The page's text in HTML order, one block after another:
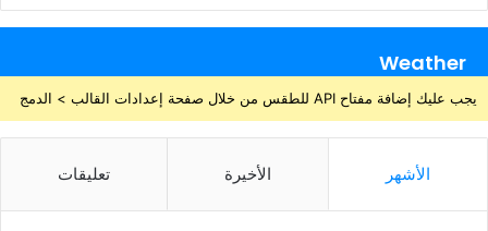
Weather
يجب عليك إضافة مفتاح API للطقس من خلال صفحة إعدادات القالب > الدمج
الأشهر الأخيرة تعليقات